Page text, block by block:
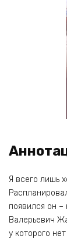
Я всего лишь
появился он –
Валерьевич
у которого